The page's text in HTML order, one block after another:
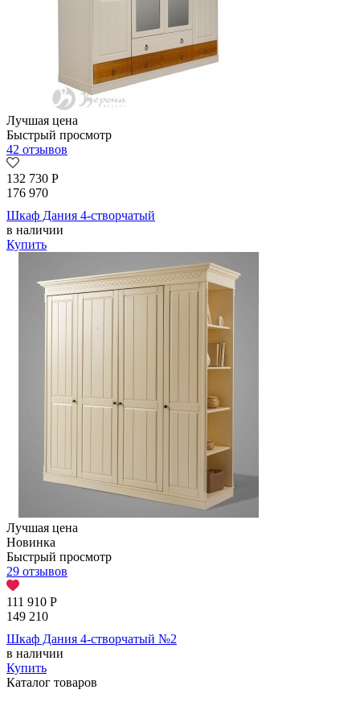
Лучшая цена
Быстрый просмотр
42 отзывов
132 730 Р
176 970
Шкаф Дания 4-створчатый
в наличии
Купить
Лучшая цена
Новинка
Быстрый просмотр
29 отзывов
111 910 Р
149 210
Шкаф Дания 4-створчатый №2
в наличии
Купить
Каталог товаров